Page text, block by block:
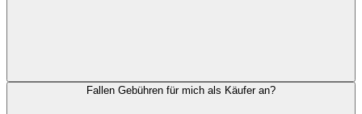
Fallen Gebühren für mich als Käufer an?